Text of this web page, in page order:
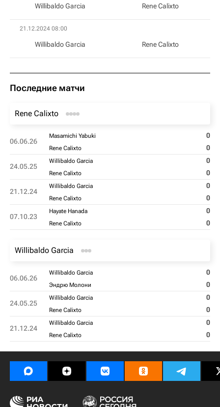
Willibaldo Garcia Rene Calixto
21.12.2024 08:00
Willibaldo Garcia Rene Calixto
Последние матчи
Rene Calixto
06.06.26
Masamichi Yabuki 0
Rene Calixto 0
24.05.25
Willibaldo Garcia 0
Rene Calixto 0
21.12.24
Willibaldo Garcia 0
Rene Calixto 0
07.10.23
Hayate Hanada 0
Rene Calixto 0
Willibaldo Garcia
06.06.26
Willibaldo Garcia 0
Эндрю Молони 0
24.05.25
Willibaldo Garcia 0
Rene Calixto 0
21.12.24
Willibaldo Garcia 0
Rene Calixto 0